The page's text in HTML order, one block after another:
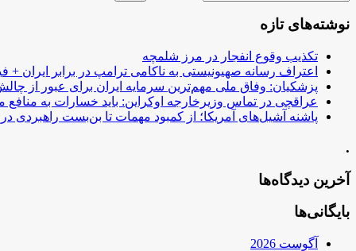
نوشته‌های تازه
تکذیب وقوع انفجار در مرز شلمچه
اعتراف رسانه صهیونیستی به ناکامی ترامپ در برابر ایران +
پزشکیان: وفاق ملی مهم‌ترین سرمایه ایران برای عبور از
عراقچی در تماس وزیرخارجه اوکراین: باید خسارات به منافع
پاشنه آشیل‌های آمریکا؛ از کمبود مهمات تا بن‌بست راهبردی در
.
آخرین دیدگاه‌ها
بایگانی‌ها
آگوست 2026